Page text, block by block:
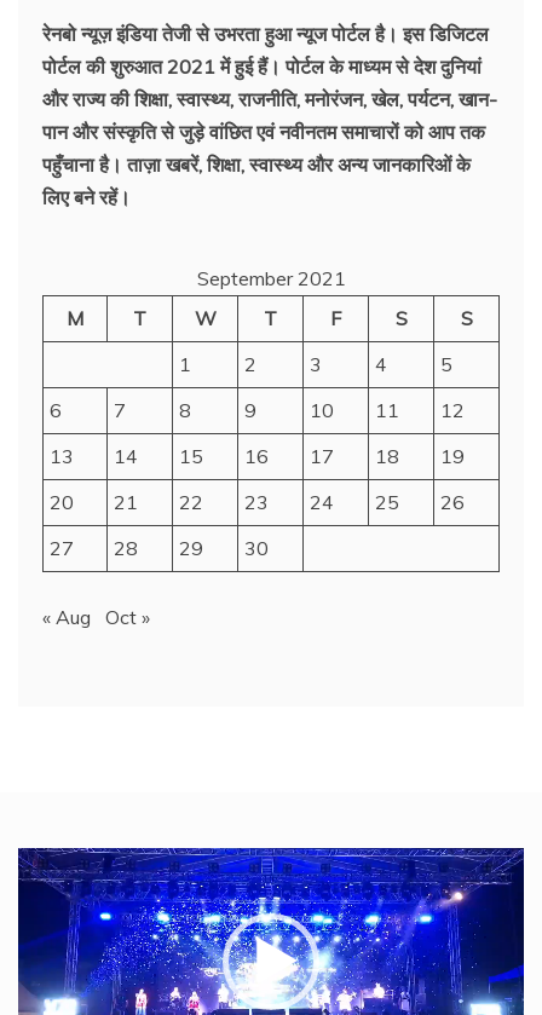
रेनबो न्यूज़ इंडिया तेजी से उभरता हुआ न्‍यूज पोर्टल है। इस डिजिटल
पोर्टल की शुरुआत 2021 में हुई हैं। पोर्टल के माध्यम से देश दुनियां
और राज्य की शिक्षा, स्वास्थ्य, राजनीति, मनोरंजन, खेल, पर्यटन, खान-
पान और संस्कृति से जुड़े वांछित एवं नवीनतम समाचारों को आप तक
पहुँचाना है। ताज़ा खबरें, शिक्षा, स्वास्थ्य और अन्य जानकारिओं के
लिए बने रहें।
September 2021
M
T W T F S
S
1
2 3 4
5
6
7 8 9 10 11
12
13
14 15 16 17 18
19
20
21 22 23 24 25
26
27
28 29 30
« Aug Oct »
Video
Player